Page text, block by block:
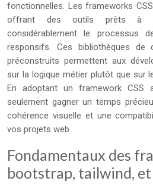
fonctionnelles. Les frameworks
offrant des outils prêts à
considérablement le processus
responsifs. Ces bibliothèques
préconstruits permettent aux
sur la logique métier plutôt que sur
En adoptant un framework CSS
seulement gagner un temps
cohérence visuelle et une
vos projets web.
Fondamentaux des
bootstrap, tailwind,